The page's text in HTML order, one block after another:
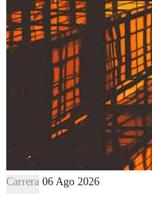
Carrera 06 Ago 2026